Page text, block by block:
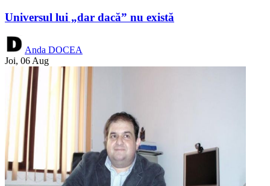
Universul lui „dar dacă” nu există
Anda DOCEA
Joi, 06 Aug